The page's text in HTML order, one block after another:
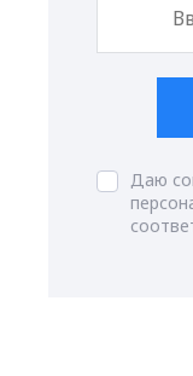
Даю